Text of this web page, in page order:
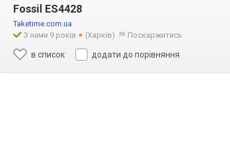
Fossil ES4428
Taketime.com.ua
З нами 9 років
(Харків) Поскаржитись
в список додати до порівняння